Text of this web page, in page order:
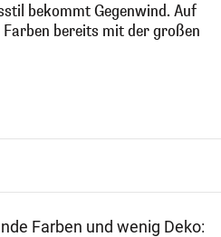
bekommt Gegenwind. Auf
bereits mit der großen
Farben und wenig Deko: